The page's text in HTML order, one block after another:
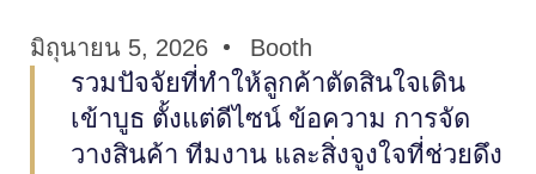
มิถุนายน 5, 2026 Booth
รวมปัจจัยที่ทำให้ลูกค้าตัดสินใจเดิน
เข้าบูธ ตั้งแต่ดีไซน์ ข้อความ การจัด
วางสินค้า ทีมงาน และสิ่งจูงใจที่ช่วยดึง